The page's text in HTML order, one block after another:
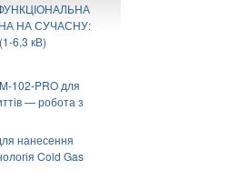
НА СУЧАСНУ:
6,3 кВ)
102-PRO для
— робота з
нанесення
Cold Gas